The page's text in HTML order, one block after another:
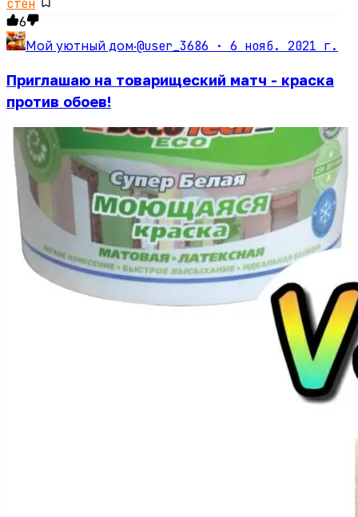
стен
6
Мой уютный дом·@user_3686 · 6 нояб. 2021 г.
Приглашаю на товарищеский матч - краска
против обоев!